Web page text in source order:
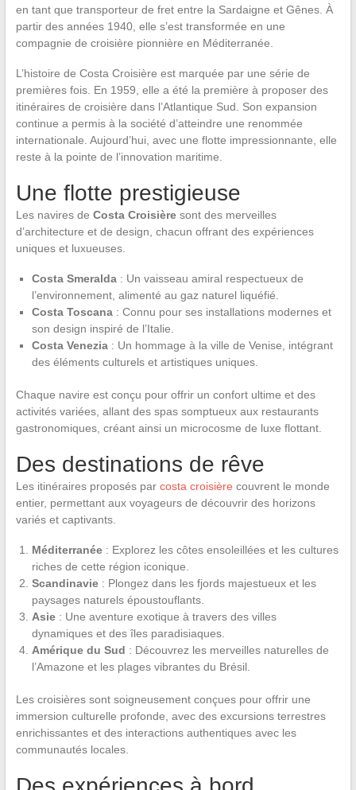
en tant que transporteur de fret entre la Sardaigne et Gênes. À
partir des années 1940, elle s’est transformée en une
compagnie de croisière pionnière en Méditerranée.
L’histoire de Costa Croisière est marquée par une série de
premières fois. En 1959, elle a été la première à proposer des
itinéraires de croisière dans l’Atlantique Sud. Son expansion
continue a permis à la société d’atteindre une renommée
internationale. Aujourd’hui, avec une flotte impressionnante, elle
reste à la pointe de l’innovation maritime.
Une flotte prestigieuse
Les navires de Costa Croisièresont des merveilles
d’architecture et de design, chacun offrant des expériences
uniques et luxueuses.
Costa Smeralda: Un vaisseau amiral respectueux de
l’environnement, alimenté au gaz naturel liquéfié.
Costa Toscana: Connu pour ses installations modernes et
son design inspiré de l’Italie.
Costa Venezia: Un hommage à la ville de Venise, intégrant
des éléments culturels et artistiques uniques.
Chaque navire est conçu pour offrir un confort ultime et des
activités variées, allant des spas somptueux aux restaurants
gastronomiques, créant ainsi un microcosme de luxe flottant.
Des destinations de rêve
Les itinéraires proposés par costa croisière couvrent le monde
entier, permettant aux voyageurs de découvrir des horizons
variés et captivants.
Méditerranée: Explorez les côtes ensoleillées et les cultures
riches de cette région iconique.
Scandinavie: Plongez dans les fjords majestueux et les
paysages naturels époustouflants.
Asie: Une aventure exotique à travers des villes
dynamiques et des îles paradisiaques.
Amérique du Sud : Découvrez les merveilles naturelles de
l’Amazone et les plages vibrantes du Brésil.
Les croisières sont soigneusement conçues pour offrir une
immersion culturelle profonde, avec des excursions terrestres
enrichissantes et des interactions authentiques avec les
communautés locales.